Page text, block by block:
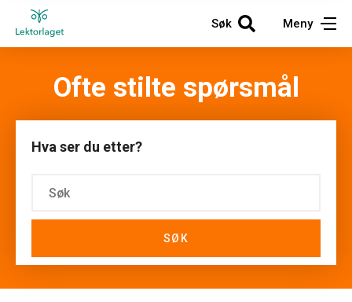
Søk Meny
Ofte stilte spørsmål
Hva ser du etter?
SØK